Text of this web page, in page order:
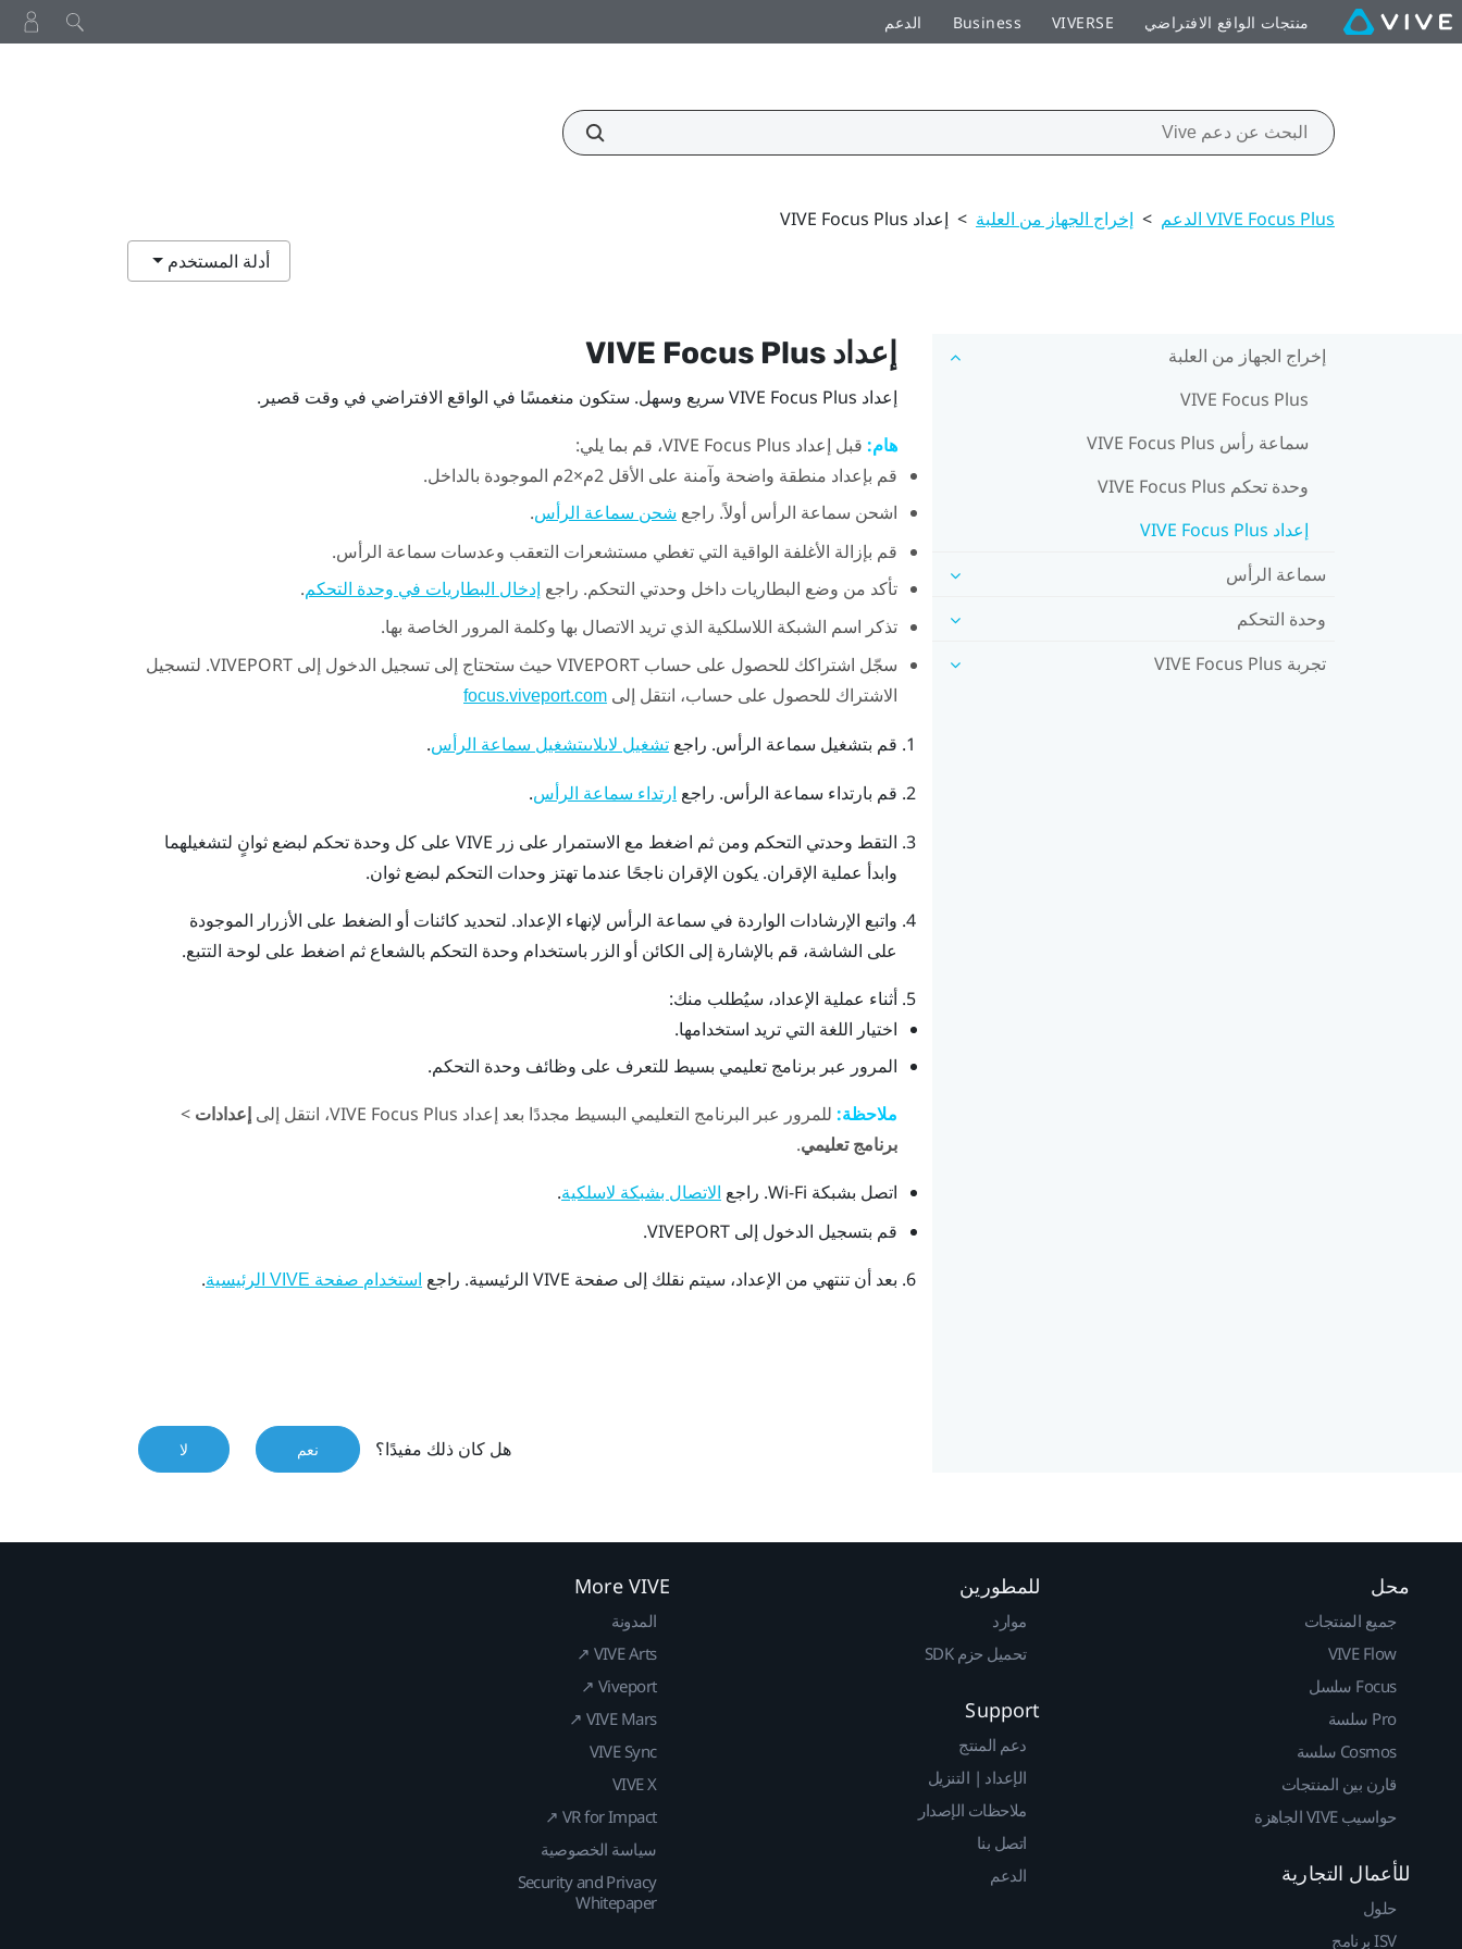
منتجات الواقع الافتراضي VIVERSE
Business الدعم
VIVE Focus Plus الدعم > إخراج الجهاز من العلبة > إعداد VIVE Focus Plus
أدلة المستخدم
إخراج الجهاز من العلبة
VIVE Focus Plus
سماعة رأس VIVE Focus Plus
وحدة تحكم VIVE Focus Plus
إعداد VIVE Focus Plus
سماعة الرأس
وحدة التحكم
تجربة VIVE Focus Plus
إعداد VIVE Focus Plus
إعداد VIVE Focus Plus
سريع وسهل. ستكون منغمسًا في الواقع الافتراضي في وقت قصير.
هام:قبل إعداد VIVE Focus Plus
، قم بما يلي:
قم بإعداد منطقة واضحة وآمنة على الأقل 2م×2م الموجودة بالداخل.
اشحن سماعة الرأس أولاً. راجع شحن سماعة الرأس.
قم بإزالة الأغلفة الواقية التي تغطي مستشعرات التعقب وعدسات سماعة الرأس.
تأكد من وضع البطاريات داخل وحدتي التحكم. راجع إدخال البطاريات في وحدة التحكم.
تذكر اسم الشبكة اللاسلكية الذي تريد الاتصال بها وكلمة المرور الخاصة بها.
سجّل اشتراكك للحصول على حساب VIVEPORTحيث ستحتاج إلى تسجيل الدخول إلى VIVEPORT. لتسجيل
الاشتراك للحصول على حساب، انتقل إلى focus.viveport.com
قم بتشغيل سماعة الرأس. راجع تشغيل لاىلاىىتشغيل سماعة الرأس.
قم بارتداء سماعة الرأس. راجع ارتداء سماعة الرأس.
التقط وحدتي التحكم ومن ثم اضغط مع الاستمرار على زر VIVEعلى كل وحدة تحكم لبضع ثوانٍ لتشغيلهما
وابدأ عملية الإقران. يكون الإقران ناجحًا عندما تهتز وحدات التحكم لبضع ثوان.
واتبع الإرشادات الواردة في سماعة الرأس لإنهاء الإعداد. لتحديد كائنات أو الضغط على الأزرار الموجودة
على الشاشة، قم بالإشارة إلى الكائن أو الزر باستخدام وحدة التحكم بالشعاع ثم اضغط على لوحة التتبع.
أثناء عملية الإعداد، سيُطلب منك:
اختيار اللغة التي تريد استخدامها.
المرور عبر برنامج تعليمي بسيط للتعرف على وظائف وحدة التحكم.
ملاحظة:للمرور عبر البرنامج التعليمي البسيط مجددًا بعد إعداد VIVE Focus Plus ، انتقل إلى إعدادات >
برنامج تعليمي.
اتصل بشبكة Wi‍-Fi. راجع الاتصال بشبكة لاسلكية.
قم بتسجيل الدخول إلى VIVEPORT
.
بعد أن تنتهي من الإعداد، سيتم نقلك إلى صفحة VIVEالرئيسية. راجع استخدام صفحة VIVE الرئيسية .
هل كان ذلك مفيدًا؟ نعم لا
محل
جميع المنتجات
VIVE Flow
Focus سلسل
Pro سلسة
Cosmos سلسة
قارن بين المنتجات
حواسيب VIVE الجاهزة
للأعمال التجارية
حلول
ISV برنامج
للمطورين
موارد
تحميل حزم SDK
Support
دعم المنتج
الإعداد | التنزيل
ملاحظات الإصدار
اتصل بنا
الدعم
More VIVE
المدونة
VIVE Arts ↗
Viveport ↗
VIVE Mars ↗
VIVE Sync
VIVE X
VR for Impact ↗
سياسة الخصوصية
Security and Privacy
Whitepaper